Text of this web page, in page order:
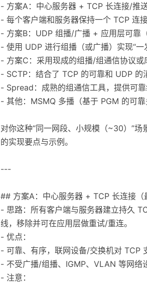
- 方案A：中心服务器 + TCP 长连接/推
- 每个客户端和服务器保持一个 TCP 连
- 方案B：UDP 组播/广播 + 应用层可靠
- 使用 UDP 进行组播（或广播）实现“一
- 方案C：采用现成的组播/组通信协议或
- SCTP：结合了 TCP 的可靠和 UDP 的
- Spread：成熟的组通信工具，提供可
- 其他：MSMQ 多播（基于 PGM 的可
对你这种“同一网段、小规模（~30）”
的实现要点与示例。
---
## 方案A：中心服务器 + TCP 长连接（
- 思路：所有客户端与服务器建立持久
线，移除并可在应用层做重试/重连。
- 优点：
- 可靠、有序，联网设备/交换机对 TCP
- 不受广播/组播、IGMP、VLAN 等网络
- 注意：